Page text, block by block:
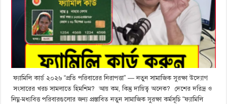
ফ্যামিলি কার্ড ২০২৬ “প্রতি পরিবারের নিরাপত্তা” — নতুন সামাজিক সুরক্ষা উদ্যোগ
সংসারের খরচ সামলাতে হিমশিম? আয় কম, কিন্তু দায়িত্ব অনেক? দেশের দরিদ্র ও
নিম্ন-মধ্যবিত্ত পরিবারগুলোর জন্য প্রস্তাবিত নতুন সামাজিক সুরক্ষা কর্মসূচি “ফ্যামিলি